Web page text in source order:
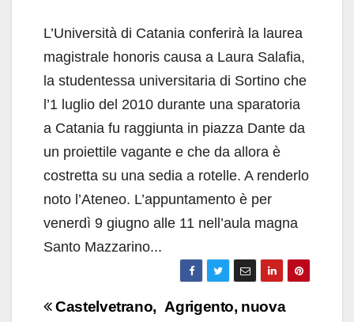
L’Università di Catania conferirà la laurea
magistrale honoris causa a Laura Salafia,
la studentessa universitaria di Sortino che
l’1 luglio del 2010 durante una sparatoria
a Catania fu raggiunta in piazza Dante da
un proiettile vagante e che da allora è
costretta su una sedia a rotelle. A renderlo
noto l’Ateneo. L’appuntamento è per
venerdì 9 giugno alle 11 nell’aula magna
Santo Mazzarino...
NavigazioneAgrigento, nuova
Castelvetrano,